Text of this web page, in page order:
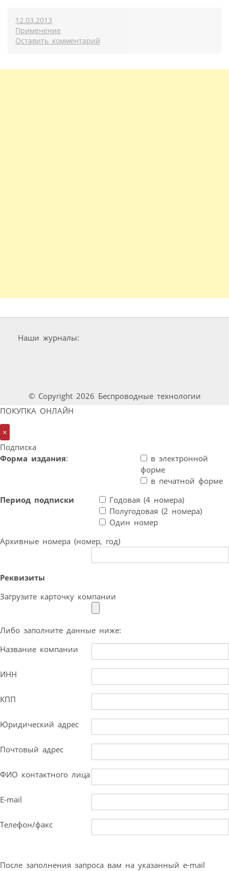
12.03.2013
Применение
Оставить комментарий
Наши журналы:
© Copyright 2026 Беспроводные технологии
ПОКУПКА ОНЛАЙН
×
Подписка
Форма издания:
в электронной
форме
в печатной форме
Период подписки
Годовая (4 номера)
Полугодовая (2 номера)
Один номер
Архивные номера (номер, год)
Реквизиты
Загрузите карточку компании
Либо заполните данные ниже:
Название компании
ИНН
КПП
Юридический адрес
Почтовый адрес
ФИО контактного лица
E-mail
Телефон/факс
После заполнения запроса вам на указанный e-mail